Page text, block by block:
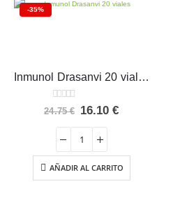
-35%
Inmunol Drasanvi 20 viales
0 out of 5
24.75€ El
era:
24.75 €.
16.10€El
16.10 €.
AÑADIR AL CARRITO